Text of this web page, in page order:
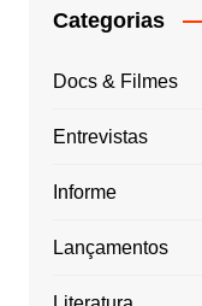
Categorias
Docs & Filmes
Entrevistas
Informe
Lançamentos